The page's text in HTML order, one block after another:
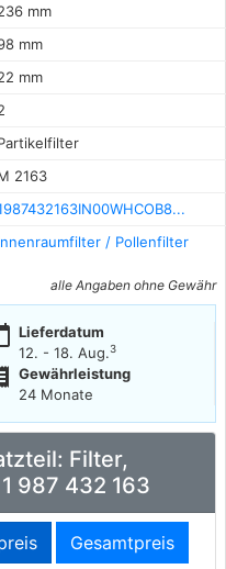
mm
mm
mm
2163
/ Pollenfilter
alle Angaben ohne Gewähr
Lieferdatum
12. - 18. Aug.3
Gewährleistung
24 Monate
Filter,
987 432 163
Gesamtpreis